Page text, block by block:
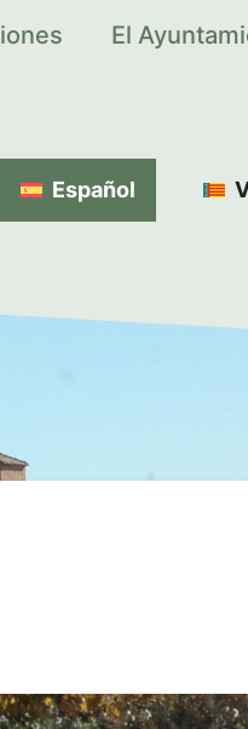
El
Español